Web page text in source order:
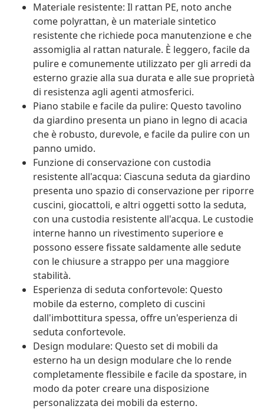
Materiale resistente: Il rattan PE, noto anche
come polyrattan, è un materiale sintetico
resistente che richiede poca manutenzione e che
assomiglia al rattan naturale. È leggero, facile da
pulire e comunemente utilizzato per gli arredi da
esterno grazie alla sua durata e alle sue proprietà
di resistenza agli agenti atmosferici.
Piano stabile e facile da pulire: Questo tavolino
da giardino presenta un piano in legno di acacia
che è robusto, durevole, e facile da pulire con un
panno umido.
Funzione di conservazione con custodia
resistente all'acqua: Ciascuna seduta da giardino
presenta uno spazio di conservazione per riporre
cuscini, giocattoli, e altri oggetti sotto la seduta,
con una custodia resistente all'acqua. Le custodie
interne hanno un rivestimento superiore e
possono essere fissate saldamente alle sedute
con le chiusure a strappo per una maggiore
stabilità.
Esperienza di seduta confortevole: Questo
mobile da esterno, completo di cuscini
dall'imbottitura spessa, offre un'esperienza di
seduta confortevole.
Design modulare: Questo set di mobili da
esterno ha un design modulare che lo rende
completamente flessibile e facile da spostare, in
modo da poter creare una disposizione
personalizzata dei mobili da esterno.